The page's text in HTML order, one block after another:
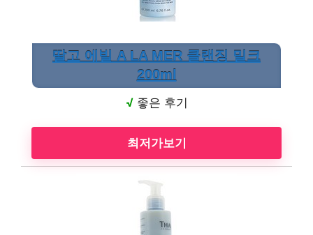
딸고 에빌 A LA MER 클랜징 밀크
200ml
√좋은 후기
최저가보기